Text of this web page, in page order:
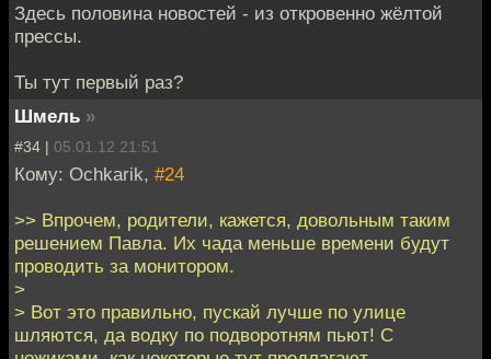
Здесь половина новостей - из откровенно жёлтой
прессы.
Ты тут первый раз?
Шмель »
#34 | 05.01.12 21:51
Кому: Ochkarik, #24
>> Впрочем, родители, кажется, довольным таким
решением Павла. Их чада меньше времени будут
проводить за монитором.
>
> Вот это правильно, пускай лучше по улице
шляются, да водку по подворотням пьют! С